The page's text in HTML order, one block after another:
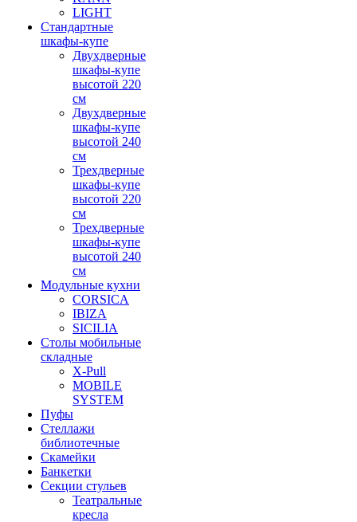
LIGHT
Стандартные
шкафы-купе
Двухдверные
шкафы-купе
высотой 220
см
Двухдверные
шкафы-купе
высотой 240
см
Трехдверные
шкафы-купе
высотой 220
см
Трехдверные
шкафы-купе
высотой 240
см
Модульные кухни
CORSICA
IBIZA
SICILIA
Столы мобильные
складные
X-Pull
MOBILE
SYSTEM
Пуфы
Стеллажи
библиотечные
Скамейки
Банкетки
Секции стульев
Театральные
кресла